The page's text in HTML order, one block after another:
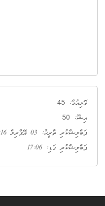
ވޮލިއުމް: 45
އިޝޫ: 50
ޕަބްލިޝްކުރި ތާރީޚު: 03 އޭޕްރިލް 2016
ޕަބްލިޝްކުރި ގަޑި: 17:06